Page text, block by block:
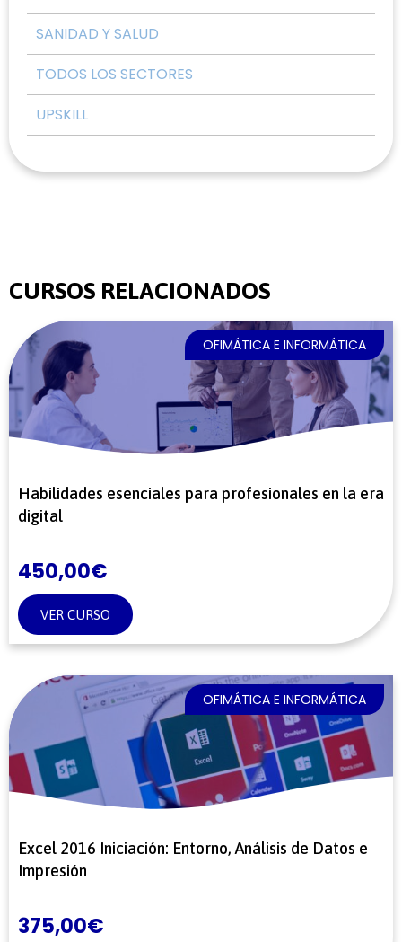
SANIDAD Y SALUD
TODOS LOS SECTORES
UPSKILL
CURSOS RELACIONADOS
OFIMÁTICA E INFORMÁTICA
Habilidades esenciales para profesionales en la era
digital
450,00€
VER CURSO
OFIMÁTICA E INFORMÁTICA
Excel 2016 Iniciación: Entorno, Análisis de Datos e
Impresión
375,00€